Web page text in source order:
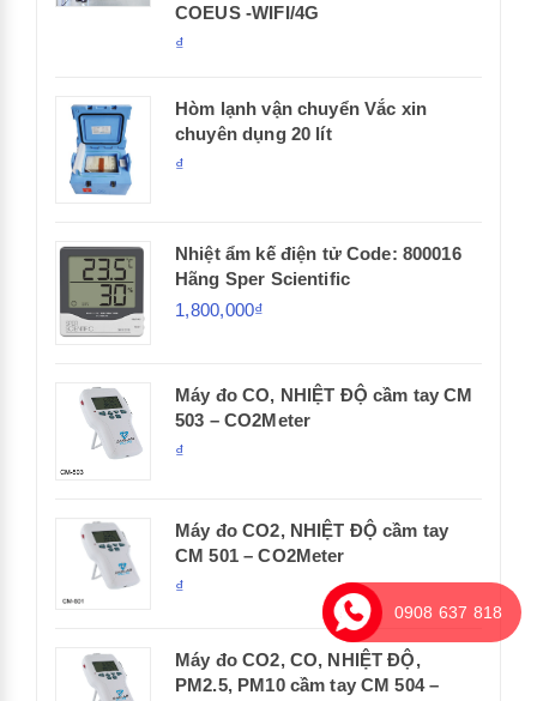
COEUS -WIFI/4G
₫
Hòm lạnh vận chuyển Vắc xin
chuyên dụng 20 lít
₫
Nhiệt ẩm kế điện tử Code: 800016
Hãng Sper Scientific
1,800,000₫
Máy đo CO, NHIỆT ĐỘ cầm tay CM
503 – CO2Meter
₫
Máy đo CO2, NHIỆT ĐỘ cầm tay
CM 501 – CO2Meter
₫
Máy đo CO2, CO, NHIỆT ĐỘ,
PM2.5, PM10 cầm tay CM 504 –
0908 637 818